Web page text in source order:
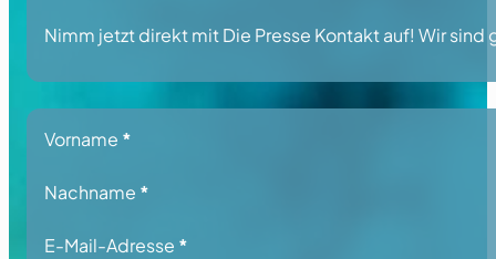
Nimm jetzt direkt mit Die Presse Kontakt auf! Wir
Section
Vorname *
Nachname *
E-Mail-Adresse *